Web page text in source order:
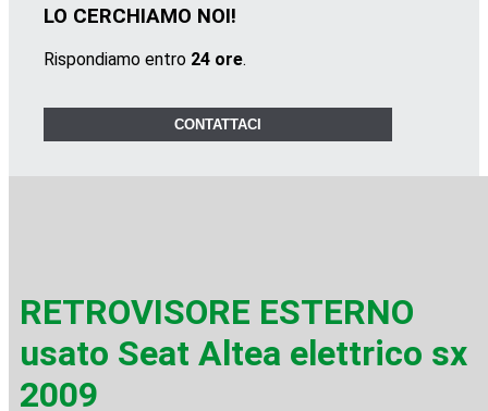
LO CERCHIAMO NOI!
Rispondiamo entro 24 ore.
CONTATTACI
RETROVISORE ESTERNO
usato Seat Altea elettrico sx
2009